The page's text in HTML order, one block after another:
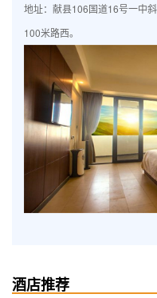
地址：献县106国道16号一中
100米路西。
酒店推荐